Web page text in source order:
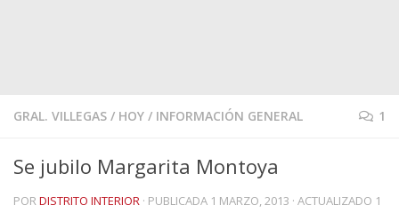
GRAL. VILLEGAS / HOY / INFORMACIÓN GENERAL 1
Se jubilo Margarita Montoya
PORDISTRITO INTERIOR · PUBLICADA 1 MARZO, 2013 · ACTUALIZADO 1